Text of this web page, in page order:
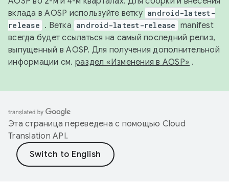
вклада в AOSP используйте ветку android-latest-
release . Ветка android-latest-release manifest
всегда будет ссылаться на самый последний релиз,
выпущенный в AOSP. Для получения дополнительной
информации см. раздел «Изменения в AOSP» .
Эта страница переведена с помощью Cloud
Translation API.